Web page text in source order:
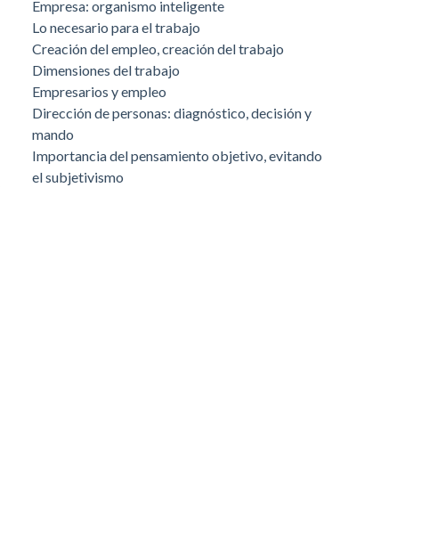
Empresa: organismo inteligente
Lo necesario para el trabajo
Creación del empleo, creación del trabajo
Dimensiones del trabajo
Empresarios y empleo
Dirección de personas: diagnóstico, decisión y
mando
Importancia del pensamiento objetivo, evitando
el subjetivismo